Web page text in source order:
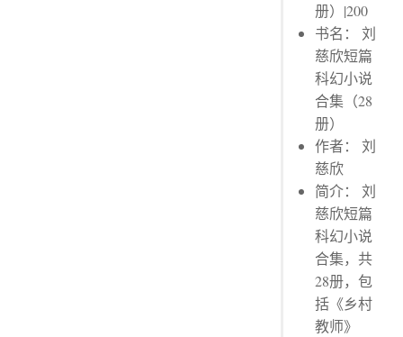
册）|200
书名： 刘
慈欣短篇
科幻小说
合集（28
册）
作者： 刘
慈欣
简介： 刘
慈欣短篇
科幻小说
合集，共
28册，包
括《乡村
教师》